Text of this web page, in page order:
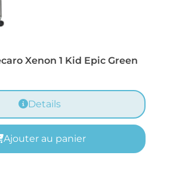
Xenon 1 Kid Epic Green
Details
Ajouter au panier